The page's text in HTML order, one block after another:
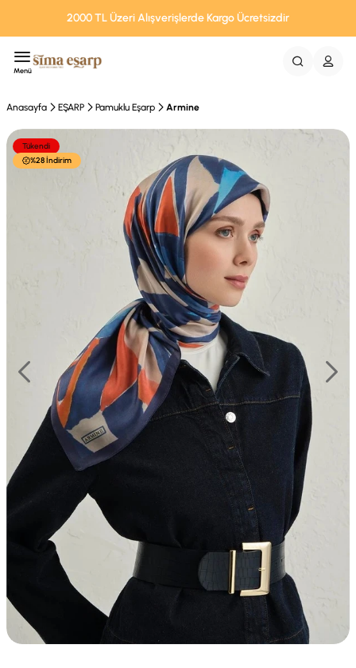
2000 TL Üzeri Alışverişlerde Kargo Ücretsizdir
Menü
Anasayfa EŞARP Pamuklu Eşarp Armine
Tükendi
%28 İndirim